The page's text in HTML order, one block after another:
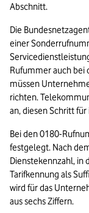
Abschnitt.
Die
einer
Rufummer auch bei
müssen
richten.
an, diesen Schritt
Bei den 0180-
festgelegt. Nach
Dienstekennzahl, in
Tarifkennung als
wird für das
aus sechs Ziffern.